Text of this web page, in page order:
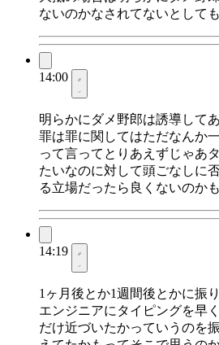
ないのかなされてないとしても
14:00
明らかにダメ野郎は誘導して
罪は罪に関してはただなんか
って言ってとりあえずじゃあ
たいなのに対して頭ごなしに
る立場だったら良くないのか
14:19
1ヶ月後とか1週間後とかに振
エンジニアにタイピングを早
だけ近づいたかっていうのを